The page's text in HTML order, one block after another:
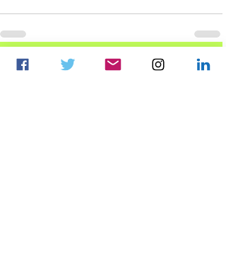
Recent Posts See All